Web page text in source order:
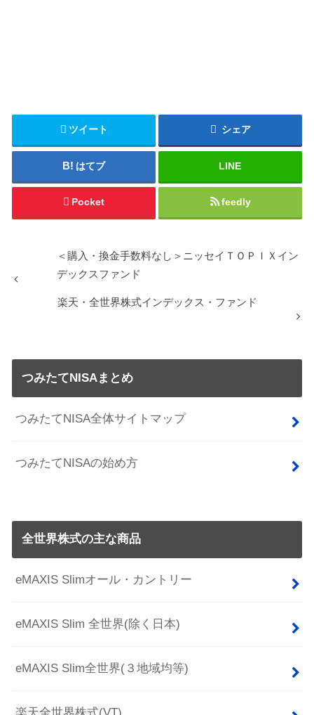
ツイート シェア
はてブ LINE
Pocket feedly
＜購入・換金手数料なし＞ニッセイＴＯＰＩＸイン
デックスファンド
楽天・全世界株式インデックス・ファンド
つみたてNISAまとめ
つみたてNISA全体サイトマップ
つみたてNISAの始め方
全世界株式の主な商品
eMAXIS Slimオール・カントリー
eMAXIS Slim 全世界(除く日本)
eMAXIS Slim全世界(３地域均等)